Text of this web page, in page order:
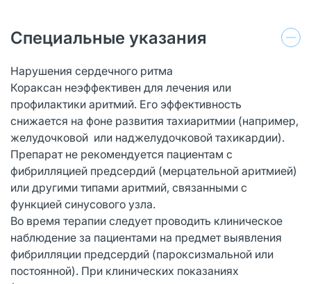
Специальные указания
Нарушения сердечного ритма
Кораксан неэффективен для лечения или
профилактики аритмий. Его эффективность
снижается на фоне развития тахиаритмии (например,
желудочковой или наджелудочковой тахикардии).
Препарат не рекомендуется пациентам с
фибрилляцией предсердий (мерцательной аритмией)
или другими типами аритмий, связанными с
функцией синусового узла.
Во время терапии следует проводить клиническое
наблюдение за пациентами на предмет выявления
фибрилляции предсердий (пароксизмальной или
постоянной). При клинических показаниях